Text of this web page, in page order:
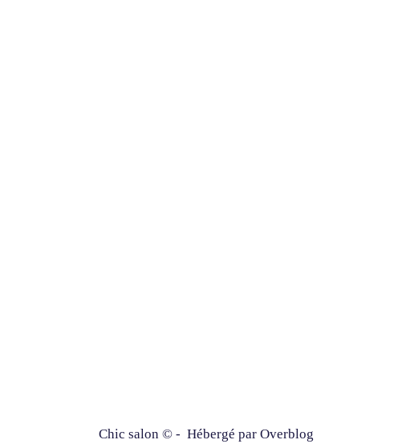
Chic salon © - Hébergé par Overblog